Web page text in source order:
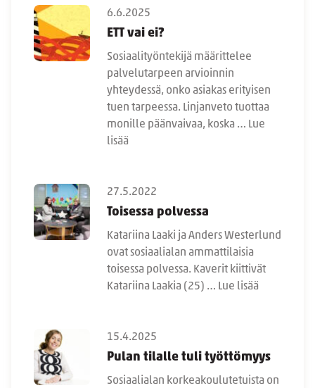
6.6.2025
ETT vai ei?
Sosiaalityöntekijä määrittelee
palvelutarpeen arvioinnin
yhteydessä, onko asiakas erityisen
tuen tarpeessa. Linjanveto tuottaa
monille päänvaivaa, koska … Lue
lisää
27.5.2022
Toisessa polvessa
Katariina Laaki ja Anders Westerlund
ovat sosiaalialan ammattilaisia
toisessa polvessa. Kaverit kiittivät
Katariina Laakia (25) … Lue lisää
15.4.2025
Pulan tilalle tuli työttömyys
Sosiaalialan korkeakoulutetuista on